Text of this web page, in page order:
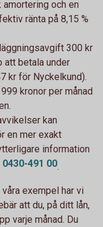
och en
ränta på 8,15 %
300 kr
att betala under
kr för Nyckelkund).
kronor per månad
kan
en mer exakt
information
0430-491 00.
våra exempel har vi
att du, på ditt lån,
varje månad. Du